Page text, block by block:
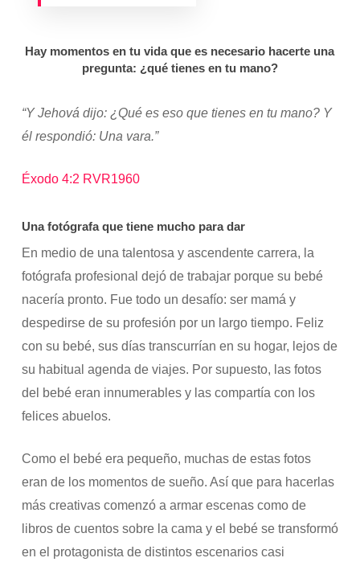
Hay momentos en tu vida que es necesario hacerte una
pregunta: ¿qué tienes en tu mano?
“Y Jehová dijo: ¿Qué es eso que tienes en tu mano? Y
él respondió: Una vara.”
Éxodo 4:2 RVR1960
Una fotógrafa que tiene mucho para dar
En medio de una talentosa y ascendente carrera, la
fotógrafa profesional dejó de trabajar porque su bebé
nacería pronto. Fue todo un desafío: ser mamá y
despedirse de su profesión por un largo tiempo. Feliz
con su bebé, sus días transcurrían en su hogar, lejos de
su habitual agenda de viajes. Por supuesto, las fotos
del bebé eran innumerables y las compartía con los
felices abuelos.
Como el bebé era pequeño, muchas de estas fotos
eran de los momentos de sueño. Así que para hacerlas
más creativas comenzó a armar escenas como de
libros de cuentos sobre la cama y el bebé se transformó
en el protagonista de distintos escenarios casi